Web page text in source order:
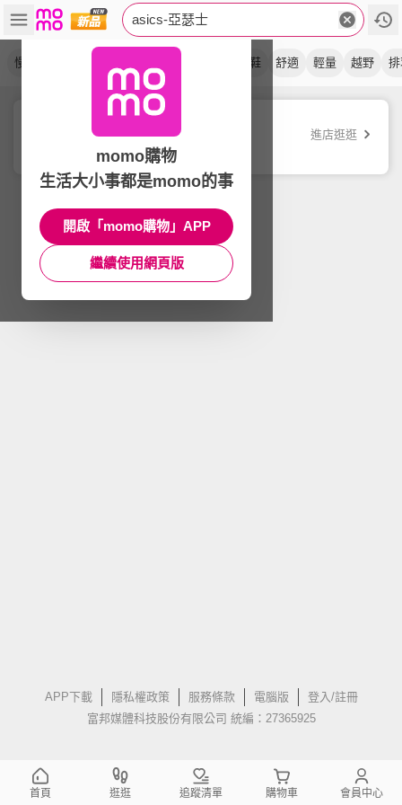
asics-亞瑟士
慢跑鞋 休閒鞋 舒適 輕量 越野
進店逛逛
APP下載 隱私權政策 服務條款 電腦版
登入/註冊
富邦媒體科技股份有限公司 統編：27365925
momo購物
生活大小事都是momo的事
開啟「momo購物」APP
繼續使用網頁版
首頁 逛逛 追蹤清單 購物車 會員中心